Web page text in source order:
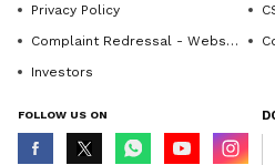
Privacy Policy
Complaint Redressal - Website
Investors
FOLLOW US ON